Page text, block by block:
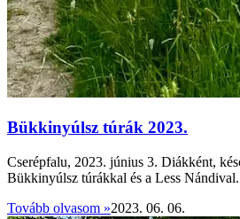
Bükkinyúlsz túrák 2023.
Cserépfalu, 2023. június 3. Diákként,
Bükkinyúlsz túrákkal és a Less Nándival.
Tovább olvasom »2023. 06. 06.